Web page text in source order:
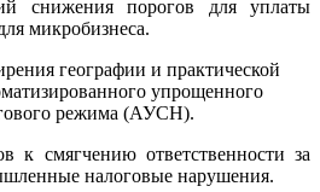
снижения порогов для уплаты
микробизнеса.
географии и практической
упрощенного
режима (АУСН).
к смягчению ответственности за
налоговые нарушения.